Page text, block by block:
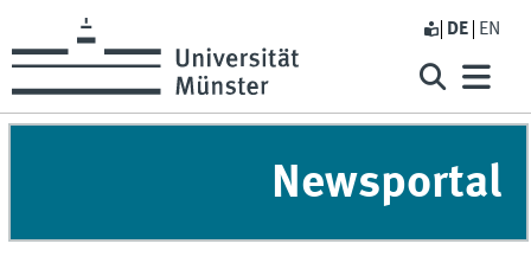
DE EN
Newsportal